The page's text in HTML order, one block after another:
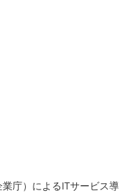
庁）によるITサービス導